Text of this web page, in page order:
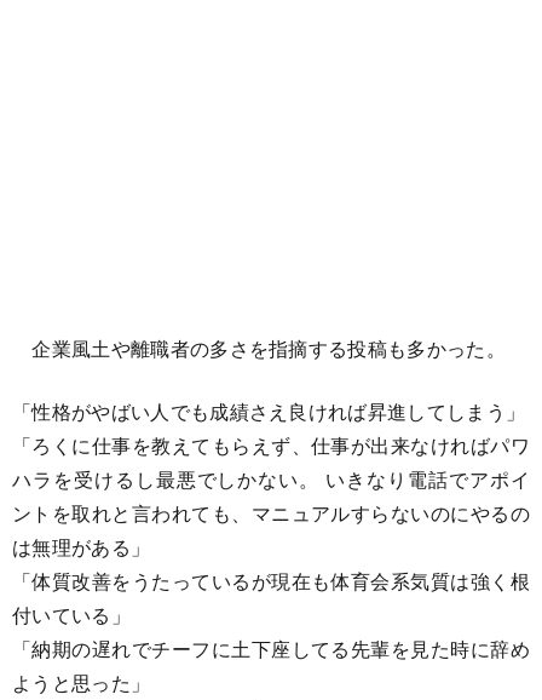
企業風土や離職者の多さを指摘する投稿も多かった。
「性格がやばい人でも成績さえ良ければ昇進してしまう」
「ろくに仕事を教えてもらえず、仕事が出来なければパワ
ハラを受けるし最悪でしかない。 いきなり電話でアポイ
ントを取れと言われても、マニュアルすらないのにやるの
は無理がある」
「体質改善をうたっているが現在も体育会系気質は強く根
付いている」
「納期の遅れでチーフに土下座してる先輩を見た時に辞め
ようと思った」